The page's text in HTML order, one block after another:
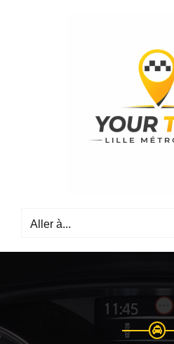
Aller à...